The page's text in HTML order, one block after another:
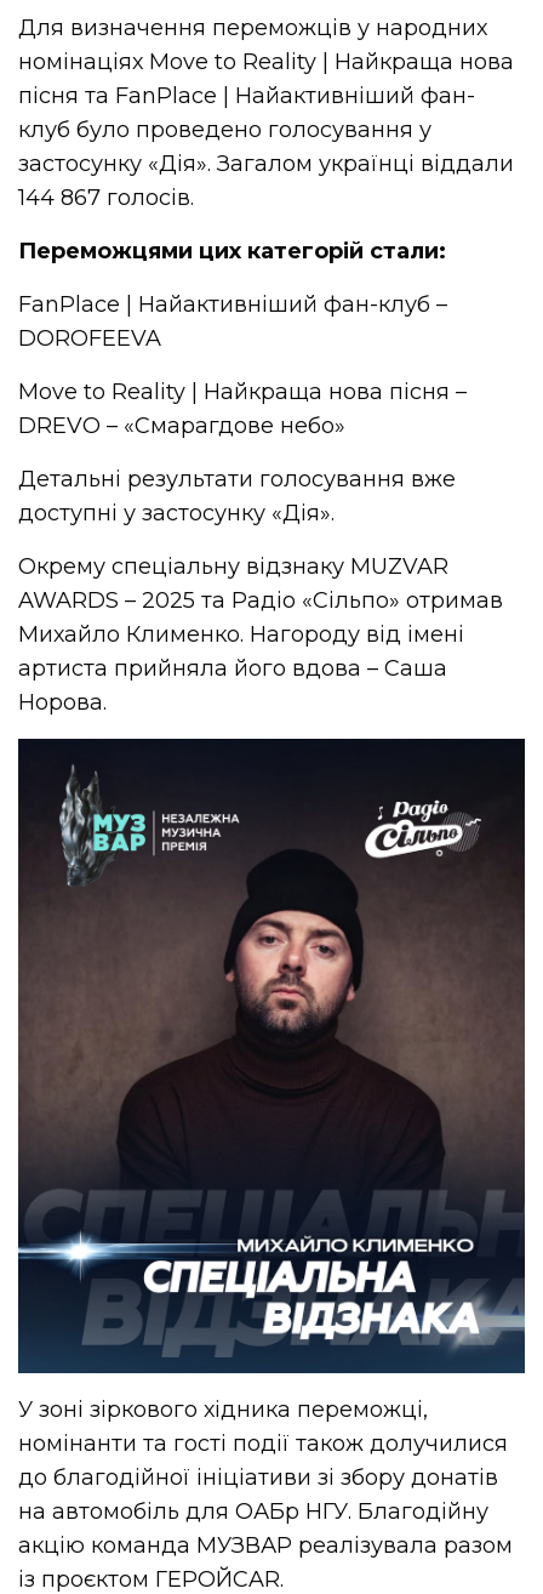
Для визначення переможців у народних
номінаціях Move to Reality | Найкраща нова
пісня та FanPlace | Найактивніший фан-
клуб було проведено голосування у
застосунку «Дія». Загалом українці віддали
144 867 голосів.
Переможцями цих категорій стали:
FanPlace | Найактивніший фан-клуб –
DOROFEEVA
Move to Reality | Найкраща нова пісня –
DREVO – «Смарагдове небо»
Детальні результати голосування вже
доступні у застосунку «Дія».
Окрему спеціальну відзнаку MUZVAR
AWARDS – 2025 та Радіо «Сільпо» отримав
Михайло Клименко. Нагороду від імені
артиста прийняла його вдова – Саша
Норова.
У зоні зіркового хідника переможці,
номінанти та гості події також долучилися
до благодійної ініціативи зі збору донатів
на автомобіль для ОАБр НГУ. Благодійну
акцію команда МУЗВАР реалізувала разом
із проєктом ГЕРОЙCAR.